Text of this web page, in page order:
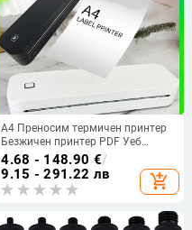
A4 Преносим термичен принтер
Безжичен принтер PDF Уеб
страница Принтери за картини
на договор Термохартия Няма
нужда от мастило или тонер за
офис
4.68 - 148.90 €/
9.15 - 291.22 лв
add_shopping_cart